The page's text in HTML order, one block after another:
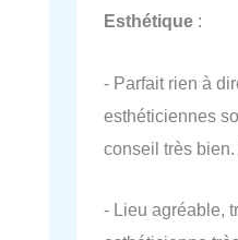
Esthétique :
- Parfait rien à
esthéticiennes
conseil très bien.
- Lieu agréable,